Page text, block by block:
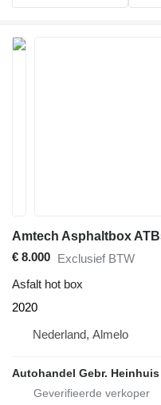
Amtech Asphaltbox
€ 8.000 Exclusief BTW
Asfalt hot box
2020
Nederland, Almelo
Autohandel Gebr. Heinhuis